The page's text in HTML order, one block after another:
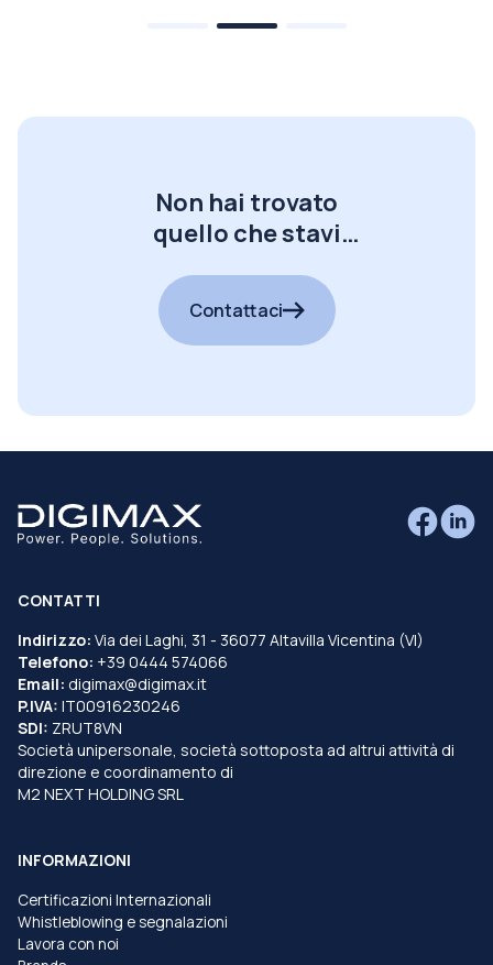
Non hai trovato
quello che stavi
Contattaci
CONTATTI
Indirizzo: Via dei Laghi, 31 - 36077 Altavilla Vicentina (VI)
Telefono: +39 0444 574066
Email: digimax@digimax.it
P.IVA: IT00916230246
SDI: ZRUT8VN
Società unipersonale, società sottoposta ad altrui attività di
direzione e coordinamento di
M2 NEXT HOLDING SRL
INFORMAZIONI
Certificazioni Internazionali
Whistleblowing e segnalazioni
Lavora con noi